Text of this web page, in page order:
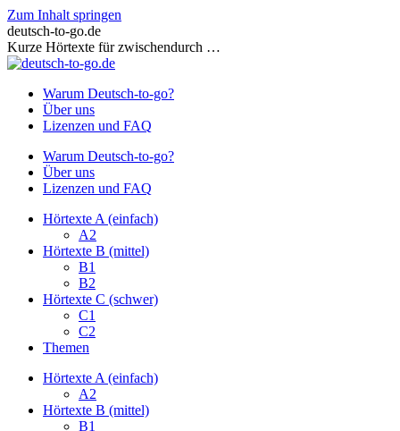
Zum Inhalt springen
deutsch-to-go.de
Kurze Hörtexte für zwischendurch …
Warum Deutsch-to-go?
Über uns
Lizenzen und FAQ
Warum Deutsch-to-go?
Über uns
Lizenzen und FAQ
Hörtexte A (einfach)
A2
Hörtexte B (mittel)
B1
B2
Hörtexte C (schwer)
C1
C2
Themen
Hörtexte A (einfach)
A2
Hörtexte B (mittel)
B1